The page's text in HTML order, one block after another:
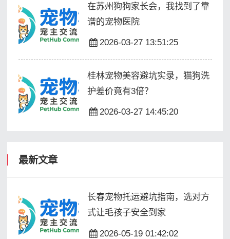
在苏州狗狗家长会，我找到了靠
谱的宠物医院
2026-03-27 13:51:25
桂林宠物美容避坑实录，猫狗洗
护差价竟有3倍？
2026-03-27 14:45:20
最新文章
长春宠物托运避坑指南，选对方
式让毛孩子安全到家
2026-05-19 01:42:02